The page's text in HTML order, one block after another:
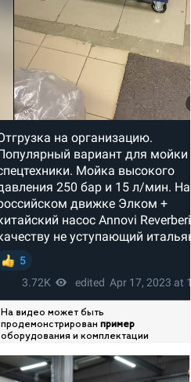
На видео может быть
продемонстрирован пример
оборудования и комплектации